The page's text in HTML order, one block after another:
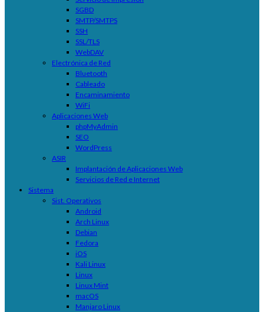
SGBD
SMTP/SMTPS
SSH
SSL/TLS
WebDAV
Electrónica de Red
Bluetooth
Cableado
Encaminamiento
WiFi
Aplicaciones Web
phpMyAdmin
SEO
WordPress
ASIR
Implantación de Aplicaciones Web
Servicios de Red e Internet
Sistema
Sist. Operativos
Android
Arch Linux
Debian
Fedora
iOS
Kali Linux
Linux
Linux Mint
macOS
Manjaro Linux